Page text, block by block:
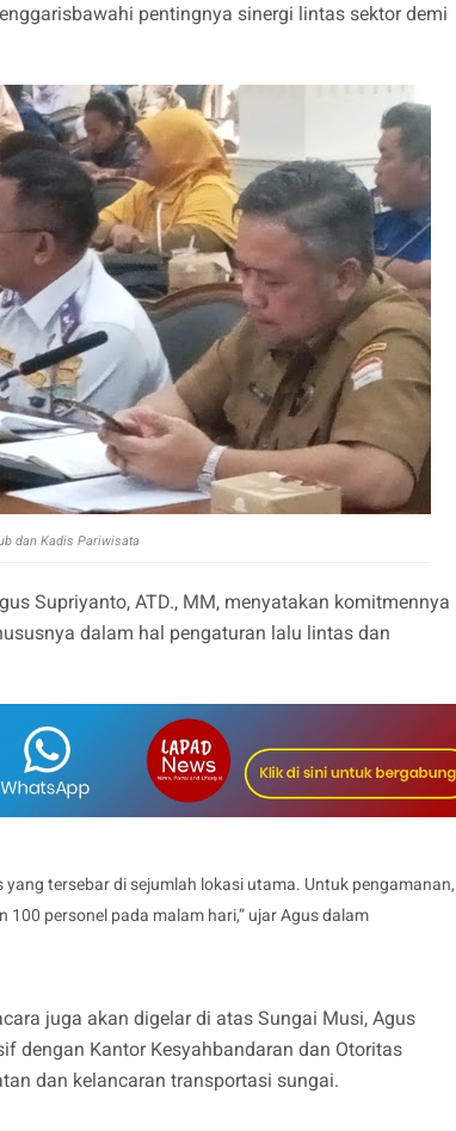
pentingnya sinergi lintas sektor demi
dan Kadis Pariwisata
Supriyanto, ATD., MM, menyatakan komitmennya
dalam hal pengaturan lalu lintas dan
tersebar di sejumlah lokasi utama. Untuk pengamanan,
personel pada malam hari,” ujar Agus dalam
juga akan digelar di atas Sungai Musi, Agus
dengan Kantor Kesyahbandaran dan Otoritas
dan kelancaran transportasi sungai.